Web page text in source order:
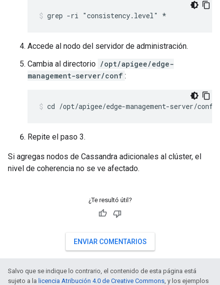
grep -ri "consistency.level" *
Accede al nodo del servidor de administración.
Cambia al directorio /opt/apigee/edge-
management-server/conf :
cd /opt/apigee/edge-management-server/conf
Repite el paso 3.
Si agregas nodos de Cassandra adicionales al clúster, el
nivel de coherencia no se ve afectado.
¿Te resultó útil?
ENVIAR COMENTARIOS
Salvo que se indique lo contrario, el contenido de esta página está
sujeto a la licencia Atribución 4.0 de Creative Commons, y los ejemplos